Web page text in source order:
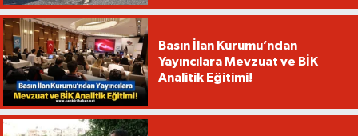
Basın İlan Kurumu’ndan
Yayıncılara Mevzuat ve BİK
Analitik Eğitimi!